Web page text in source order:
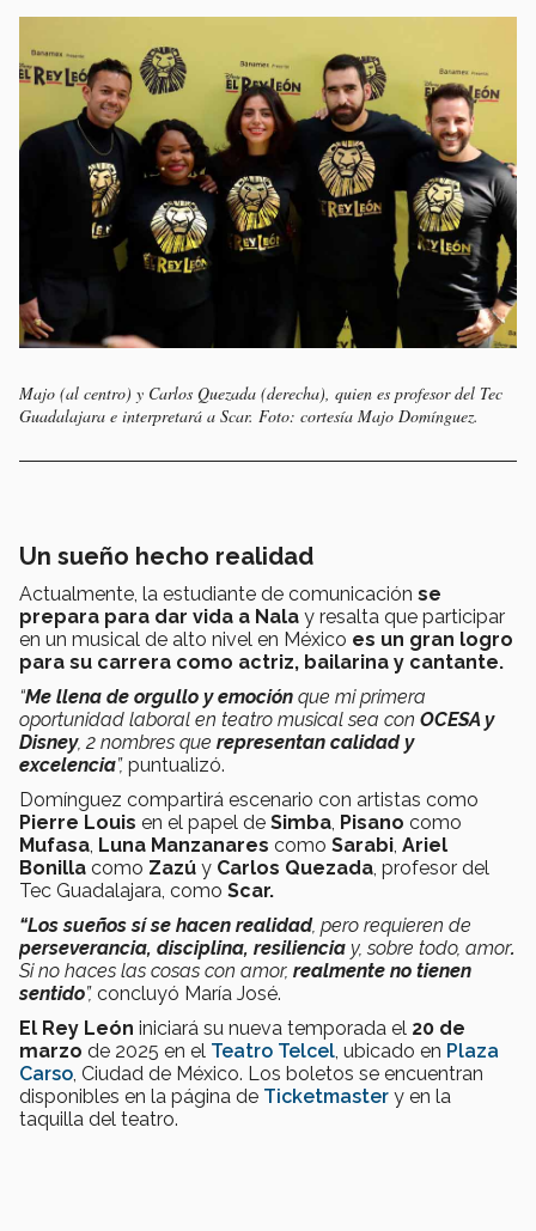
Majo (al centro) y Carlos Quezada (derecha), quien es profesor del Tec
Guadalajara e interpretará a Scar. Foto: cortesía Majo Domínguez.
Un sueño hecho realidad
Actualmente, la estudiante de comunicación se
prepara para dar vida a Nala y resalta que participar
en un musical de alto nivel en México es un gran logro
para su carrera como actriz, bailarina y cantante.
“Me llena de orgullo y emoción que mi primera
oportunidad laboral en teatro musical sea con OCESA y
Disney, 2 nombres que representan calidad y
excelencia”, puntualizó.
Domínguez compartirá escenario con artistas como
Pierre Louis en el papel de Simba, Pisano como
Mufasa, Luna Manzanares como Sarabi, Ariel
Bonilla como Zazú y Carlos Quezada, profesor del
Tec Guadalajara, como Scar.
“Los sueños sí se hacen realidad, pero requieren de
perseverancia, disciplina, resiliencia y, sobre todo, amor.
Si no haces las cosas con amor, realmente no tienen
sentido”, concluyó María José.
El Rey León iniciará su nueva temporada el 20 de
marzo de 2025 en el Teatro Telcel, ubicado en Plaza
Carso, Ciudad de México. Los boletos se encuentran
disponibles en la página de Ticketmaster y en la
taquilla del teatro.